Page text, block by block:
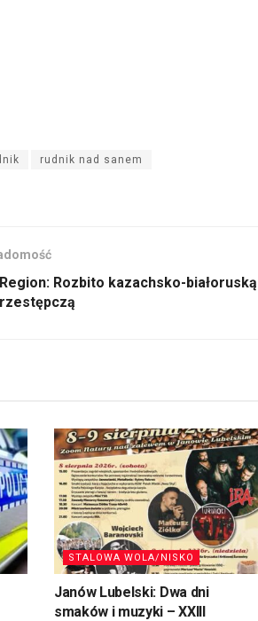
rudnik nad sanem
Rozbito kazachsko-białoruską
STALOWA WOLA/NISKO
Janów Lubelski: Dwa dni
smaków i muzyki – XXIII